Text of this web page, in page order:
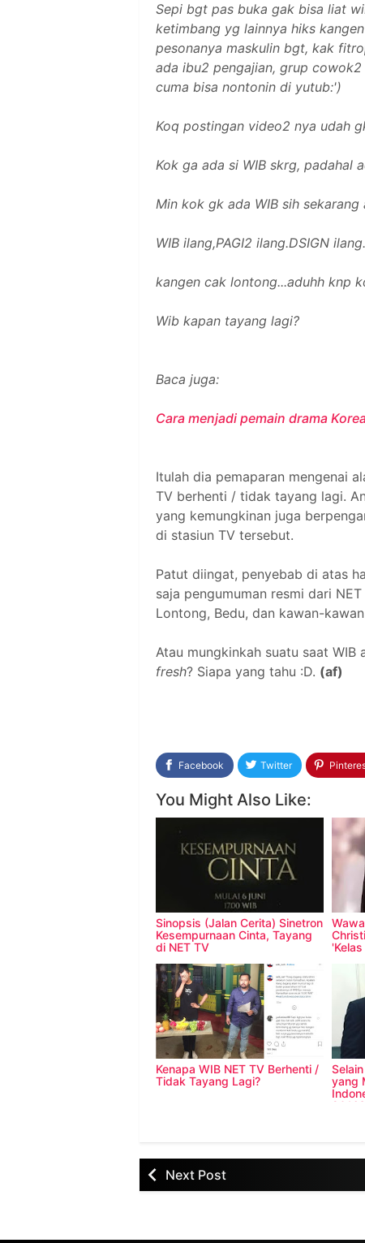
Sepi bgt pas buka gak bisa liat
ketimbang yg lainnya hiks
pesonanya maskulin bgt, kak
ada ibu2 pengajian, grup
cuma bisa nontonin di yutub:')
Koq postingan video2 nya udah
Kok ga ada si WIB skrg, padahal
Min kok gk ada WIB sih sekarang
WIB ilang,PAGI2 ilang.DSIGN
kangen cak lontong...aduhh knp
Wib kapan tayang lagi?
Baca juga:
Cara menjadi pemain drama
Itulah dia pemaparan mengenai
TV berhenti / tidak tayang lagi.
yang kemungkinan juga
di stasiun TV tersebut.
Patut diingat, penyebab di atas
saja pengumuman resmi dari
Lontong, Bedu, dan kawan-
Atau mungkinkah suatu saat
fresh? Siapa yang tahu :D. (af)
Facebook Twitter
You Might Also Like:
Sinopsis (Jalan Cerita) Sinetron
Kesempurnaan Cinta, Tayang
di NET TV
Kenapa WIB NET TV Berhenti /
Tidak Tayang Lagi?
yang
2016?
Next Post